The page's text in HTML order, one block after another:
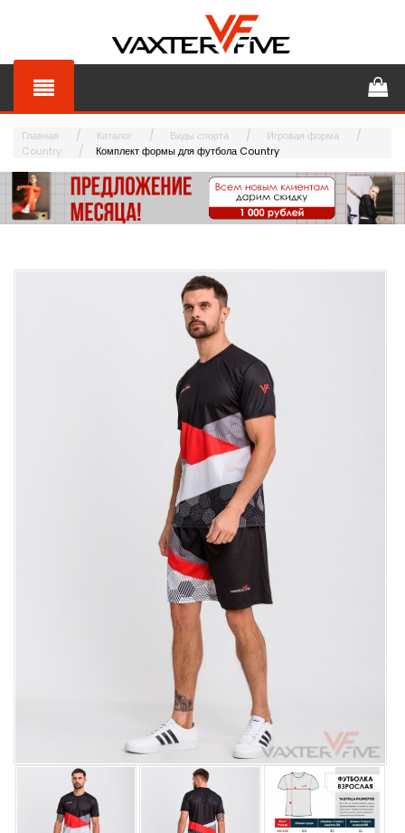
Главная Каталог Виды спорта
Игровая форма
Country
Комплект формы для футбола Country